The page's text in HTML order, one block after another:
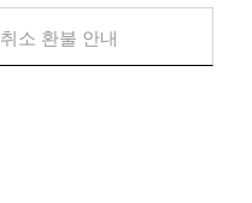
취소 환불 안내